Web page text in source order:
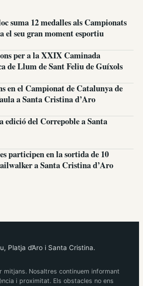
suma 12 medalles als Campionats
el seu gran moment esportiu
per a la XXIX Caminada
de Llum de Sant Feliu de Guíxols
en el Campionat de Catalunya de
a Santa Cristina d’Aro
edició del Correpoble a Santa
participen en la sortida de 10
a Santa Cristina d’Aro
Platja d’Aro i Santa Cristina.
mitjans. Nosaltres continuem informant
i proximitat. Els obstacles no ens